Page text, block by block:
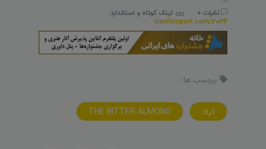
نظرات 0
لینک کوتاه و استاندارد:
iranfilmport.com/2034
برچسب ها:
کرالا THE BITTER ALMOND